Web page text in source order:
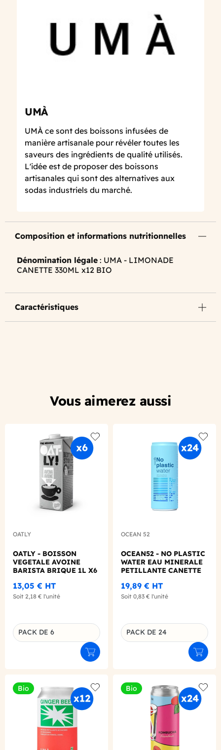
UMÀ
UMÀ ce sont des boissons infusées de
manière artisanale pour révéler toutes les
saveurs des ingrédients de qualité utilisés.
L'idée est de proposer des boissons
artisanales qui sont des alternatives aux
sodas industriels du marché.
Composition et informations nutritionnelles
Dénomination légale : UMA - LIMONADE
CANETTE 330ML x12 BIO
Caractéristiques
Vous aimerez aussi
Add to wishlist
OATLY
OATLY - BOISSON
VEGETALE AVOINE
BARISTA BRIQUE 1L X6
13,05 € HT
Soit 2,18 € l'unité
Déclinaison du produit
PACK DE 6
Ajouter au panier
Add
OCEAN 52
OCEAN52 - NO PLASTIC
WATER EAU MINERALE
PETILLANTE CANETTE
19,89 € HT
Soit 0,83 € l'unité
Déclinaison du produit
PACK DE 24
Bio
Add to wishlist
Bio
Add